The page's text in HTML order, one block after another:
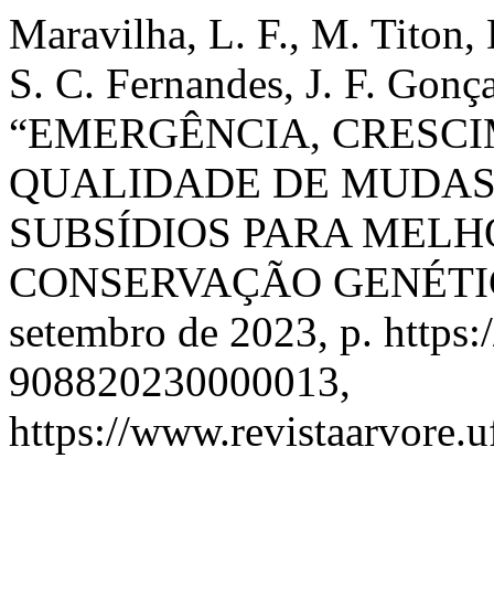
Maravilha, L. F., M. Titon,
S. C. Fernandes, J. F.
“EMERGÊNCIA,
QUALIDADE DE MUDAS
SUBSÍDIOS PARA
CONSERVAÇÃO
setembro de 2023, p.
908820230000013,
https://